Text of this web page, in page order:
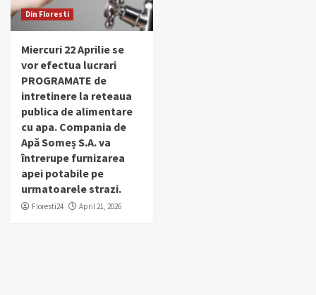
Din Floresti
Miercuri 22 Aprilie se
vor efectua lucrari
PROGRAMATE de
intretinere la reteaua
publica de alimentare
cu apa. Compania de
Apă Someș S.A. va
întrerupe furnizarea
apei potabile pe
urmatoarele strazi.
Floresti24 April 21, 2026